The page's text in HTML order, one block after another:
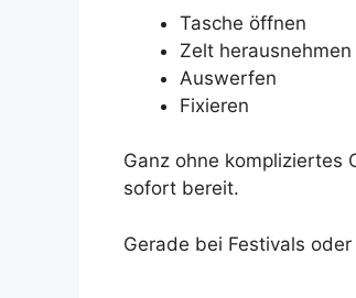
Tasche öffnen
Zelt herausnehmen
Auswerfen
Fixieren
Ganz ohne kompliziertes
sofort bereit.
Gerade bei Festivals